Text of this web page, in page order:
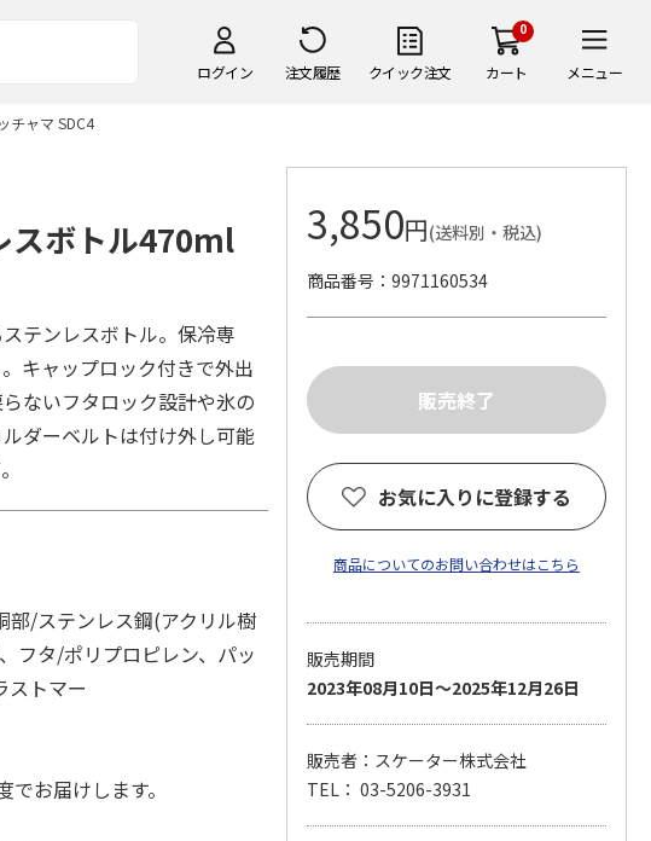
ログイン 注文履歴 クイック注文
0
カート メニュー
チャマ SDC4
スボトル470ml
テンレスボトル。保冷専
キャップロック付きで外出
ないフタロック設計や氷の
ダーベルトは付け外し可能
/ステンレス鋼(アクリル樹
フタ/ポリプロピレン、パッ
ストマー
お届けします。
3,850円(送料別・税込)
商品番号
9971160534
お気に入りに登録する
商品についてのお問い合わせはこちら
販売期間
2023年08月10日～2025年12月26日
販売者：スケーター株式会社
TEL： 03-5206-3931